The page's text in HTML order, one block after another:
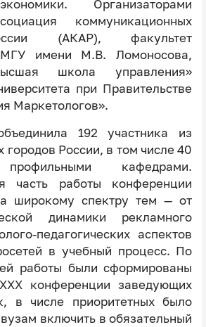
Организаторами
коммуникационных
(АКАР), факультет
МГУ имени М.В. Ломоносова,
школа управления»
при Правительстве
Маркетологов».
192 участника из
городов России, в том числе 40
кафедрами.
часть работы конференции
широкому спектру тем — от
динамики рекламного
педагогических аспектов
в учебный процесс. По
работы были сформированы
конференции заведующих
в числе приоритетных было
включить в обязательный